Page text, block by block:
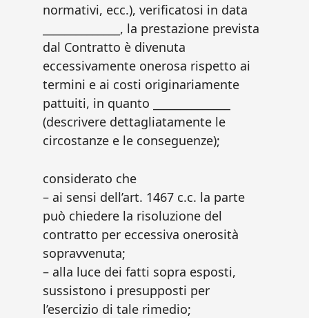
normativi, ecc.), verificatosi in data
______________, la prestazione prevista
dal Contratto è divenuta
eccessivamente onerosa rispetto ai
termini e ai costi originariamente
pattuiti, in quanto ______________
(descrivere dettagliatamente le
circostanze e le conseguenze);
considerato che
– ai sensi dell’art. 1467 c.c. la parte
può chiedere la risoluzione del
contratto per eccessiva onerosità
sopravvenuta;
– alla luce dei fatti sopra esposti,
sussistono i presupposti per
l’esercizio di tale rimedio;